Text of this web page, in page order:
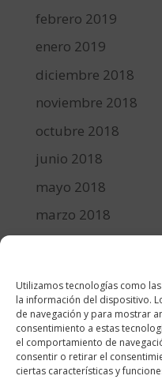
Utilizamos tecnologías como
la información del dispositivo.
de navegación y para mostrar
consentimiento a estas
el comportamiento de
consentir o retirar el
ciertas características y
febrero 2019
enero 2019
diciembre 2018
noviembre 2018
octubre 2018
junio 2018
mayo 2018
marzo 2018
diciembre 2017
Categorías
cocina y recetas